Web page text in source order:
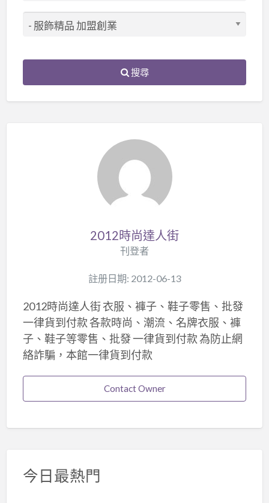
搜尋
2012時尚達人街
刊登者
註册日期: 2012-06-13
2012時尚達人街 衣服、褲子、鞋子零售、批發
一律貨到付款 各款時尚、潮流、名牌衣服、褲
子、鞋子等零售、批發 一律貨到付款 為防止網
絡詐騙，本館一律貨到付款
Contact Owner
今日最熱門